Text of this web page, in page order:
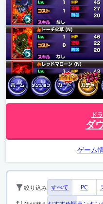
ド
ダ
ゲーム
絞り込み すべて PC